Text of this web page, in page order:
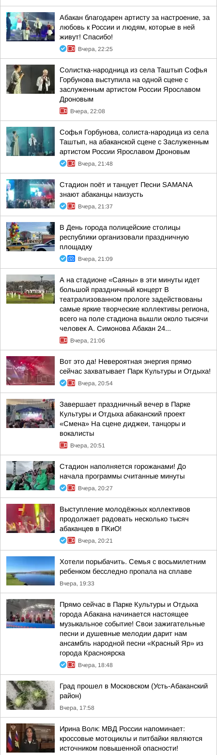
Абакан благодарен артисту за настроение, за
любовь к России и людям, которые в ней
живут! Спасибо!
Вчера, 22:25
Солистка-народница из села Таштып Софья
Горбунова выступила на одной сцене с
заслуженным артистом России Ярославом
Дроновым
Вчера, 22:08
Софья Горбунова, солиста-народица из села
Таштып, на абаканской сцене с Заслуженным
артистом России Ярославом Дроновым
Вчера, 21:48
Стадион поёт и танцует Песни SAMANA
знают абаканцы наизусть
Вчера, 21:37
В День города полицейские столицы
республики организовали праздничную
площадку
Вчера, 21:09
А на стадионе «Саяны» в эти минуты идет
большой праздничный концерт В
театрализованном прологе задействованы
самые яркие творческие коллективы региона,
всего на поле стадиона вышли около тысячи
человек А. Симонова Абакан 24...
Вчера, 21:06
Вот это да! Невероятная энергия прямо
сейчас захватывает Парк Культуры и Отдыха!
Вчера, 20:54
Завершает праздничный вечер в Парке
Культуры и Отдыха абаканский проект
«Смена» На сцене диджеи, танцоры и
вокалисты
Вчера, 20:51
Стадион наполняется горожанами! До
начала программы считанные минуты
Вчера, 20:27
Выступление молодёжных коллективов
продолжает радовать несколько тысяч
абаканцев в ПКиО!
Вчера, 20:21
Хотели порыбачить. Семья с восьмилетним
ребенком бесследно пропала на сплаве
Вчера, 19:33
Прямо сейчас в Парке Культуры и Отдыха
города Абакана начинается настоящее
музыкальное событие! Свои зажигательные
песни и душевные мелодии дарит нам
ансамбль народной песни «Красный Яр» из
города Красноярска
Вчера, 18:48
Град прошел в Московском (Усть-Абаканский
район)
Вчера, 17:58
Ирина Волк: МВД России напоминает:
кроссовые мотоциклы и питбайки являются
источником повышенной опасности!